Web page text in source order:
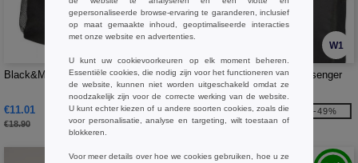
Black&Match BM905 - Sport Rugzak
€11.01
€18.90
-42%
W1
Black&Match BM902 - Messenger
Tas
€5.71
€11.10
-49%
gepersonaliseerde browse-ervaring te garanderen, inclusief
op maat gemaakte inhoud, geoptimaliseerde interacties
met onze website en advertenties.
U kunt uw cookievoorkeuren op elk moment beheren.
Essentiële cookies, die nodig zijn voor het functioneren van
de website, kunnen niet worden uitgeschakeld omdat ze
noodzakelijk zijn voor de correcte werking van de website.
U kunt echter kiezen of u andere soorten cookies, zoals die
voor personalisatie, analyse en targeting, wilt toestaan of
blokkeren.
Voor meer details over hoe we cookies gebruiken, hoe u ze